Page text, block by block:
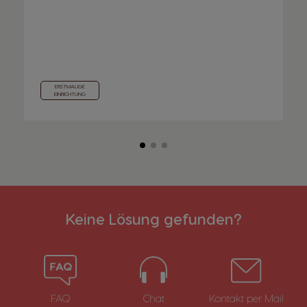
ERSTMALIGE
EINRICHTUNG
Keine Lösung gefunden?
FAQ Chat Kontakt per Mail